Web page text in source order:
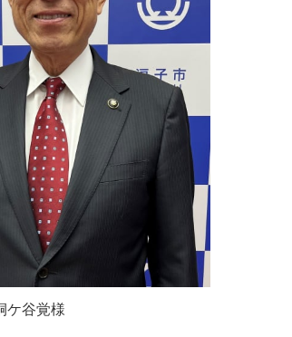
谷覚様